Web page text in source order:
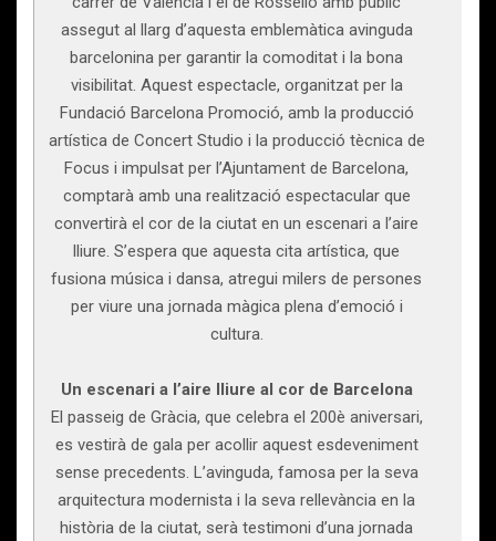
assegut al llarg d’aquesta emblemàtica avinguda
barcelonina per garantir la comoditat i la bona
visibilitat. Aquest espectacle, organitzat per la
Fundació Barcelona Promoció, amb la producció
artística de Concert Studio i la producció tècnica de
Focus i impulsat per l’Ajuntament de Barcelona,
comptarà amb una realització espectacular que
convertirà el cor de la ciutat en un escenari a l’aire
lliure. S’espera que aquesta cita artística, que
fusiona música i dansa, atregui milers de persones
per viure una jornada màgica plena d’emoció i
cultura.
Un escenari a l’aire lliure al cor de Barcelona
El passeig de Gràcia, que celebra el 200è aniversari,
es vestirà de gala per acollir aquest esdeveniment
sense precedents. L’avinguda, famosa per la seva
arquitectura modernista i la seva rellevància en la
història de la ciutat, serà testimoni d’una jornada